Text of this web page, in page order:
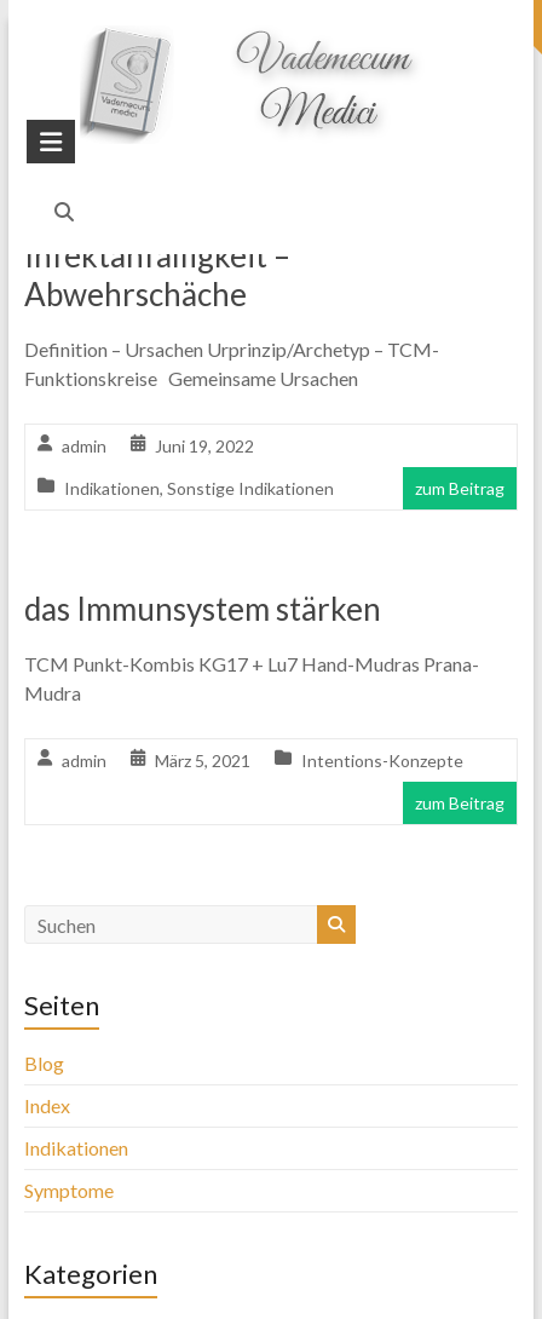
topheader
Startseite
Blog
Immunsystem
Infektanfälligkeit –
Abwehrschäche
Definition – Ursachen Urprinzip/Archetyp – TCM-
Funktionskreise Gemeinsame Ursachen
admin Juni 19, 2022
Indikationen, Sonstige Indikationen zum Beitrag
das Immunsystem stärken
TCM Punkt-Kombis KG17 + Lu7 Hand-Mudras Prana-
Mudra
admin März 5, 2021 Intentions-Konzepte
zum Beitrag
Seiten
Blog
Index
Indikationen
Symptome
Kategorien